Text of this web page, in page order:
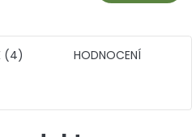
(4) HODNOCENÍ